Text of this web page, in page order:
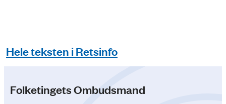
Hele teksten i Retsinfo
Folketingets Ombudsmand